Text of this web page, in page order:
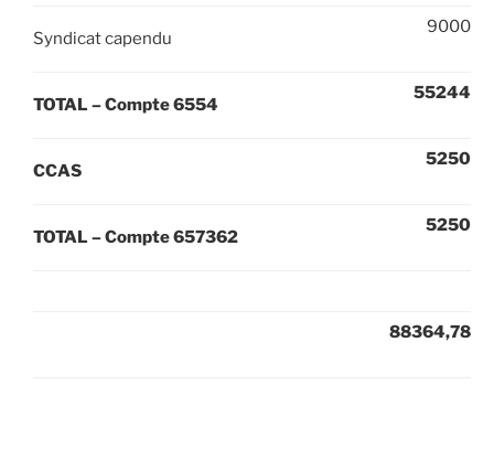
Syndicat capendu
9000
TOTAL – Compte 6554
55244
CCAS
5250
TOTAL – Compte 657362
5250
88364,78